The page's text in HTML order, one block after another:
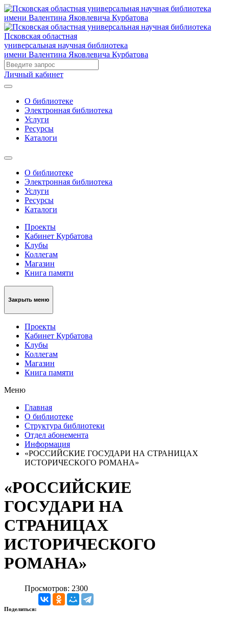
Псковская областная
универсальная научная библиотека
имени Валентина Яковлевича Курбатова
Личный кабинет
О библиотеке
Электронная библиотека
Услуги
Ресурсы
Каталоги
О библиотеке
Электронная библиотека
Услуги
Ресурсы
Каталоги
Проекты
Кабинет Курбатова
Клубы
Коллегам
Магазин
Книга памяти
Закрыть меню
Проекты
Кабинет Курбатова
Клубы
Коллегам
Магазин
Книга памяти
Меню
Главная
О библиотеке
Структура библиотеки
Отдел абонемента
Информация
«РОССИЙСКИЕ ГОСУДАРИ НА СТРАНИЦАХ
ИСТОРИЧЕСКОГО РОМАНА»
«РОССИЙСКИЕ
ГОСУДАРИ НА
СТРАНИЦАХ
ИСТОРИЧЕСКОГО
РОМАНА»
Просмотров: 2300
Поделиться: